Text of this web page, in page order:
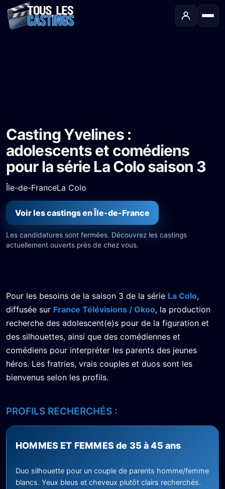
Casting Yvelines :
adolescents et comédiens
pour la série La Colo saison 3
Île-de-FranceLa Colo
Voir les castings en Île-de-France
Les candidatures sont fermées. Découvrez les castings
actuellement ouverts près de chez vous.
Pour les besoins de la saison 3 de la série La Colo,
diffusée sur France Télévisions / Okoo, la production
recherche des adolescent(e)s pour de la figuration et
des silhouettes, ainsi que des comédiennes et
comédiens pour interpréter les parents des jeunes
héros. Les fratries, vrais couples et duos sont les
bienvenus selon les profils.
PROFILS RECHERCHÉS :
HOMMES ET FEMMES de 35 à 45 ans
Duo silhouette pour un couple de parents homme/femme
blancs. Yeux bleus et cheveux plutôt clairs recherchés.